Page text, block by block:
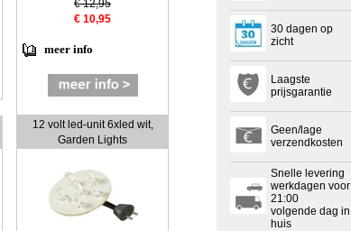
€ 12,95
€ 10,95
meer info
12 volt led-unit 6xled wit,
Garden Lights
30 dagen op
zicht
Laagste
prijsgarantie
Geen/lage
verzendkosten
Snelle levering
werkdagen voor
21:00
volgende dag in
huis